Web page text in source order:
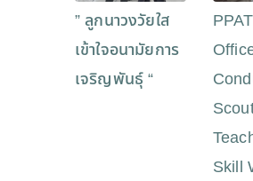
” ลูกนาวงวัยใส
เข้าใจอนามัยการ
เจริญพันธุ์ “
Skill